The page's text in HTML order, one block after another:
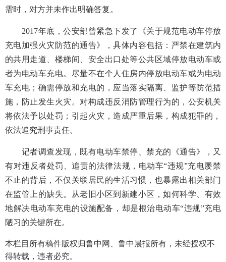
需时，对方并未作出明确答复。
2017年底，公安部曾紧急下发了《关于规范电动车停放
充电加强火灾防范的通告》，具体内容包括：严禁在建筑内
的共用走道、楼梯间、安全出口处等公共区域停放电动车或
者为电动车充电。尽量不在个人住房内停放电动车或为电动
车充电；确需停放和充电的，应当落实隔离、监护等防范措
施，防止发生火灾。对构成违反消防管理行为的，公安机关
将依法予以处罚；引起火灾，造成严重后果，构成犯罪的，
依法追究刑事责任。
记者调查发现，既有电动车禁停、禁充的《通告》，又
有对违反者处罚、追责的法律法规，电动车“违规”充电屡禁
不止的背后，不仅关联居民的生活习惯，也暴露出相关部门
在监管上的缺失。从老旧小区到新建小区，如何科学、有效
地解决电动车充电的设施配备，却是根治电动车“违规”充电
陋习的关键所在。
本栏目所有稿件版权归鲁中网、鲁中晨报所有，未经授权不
得转载，违者必究。